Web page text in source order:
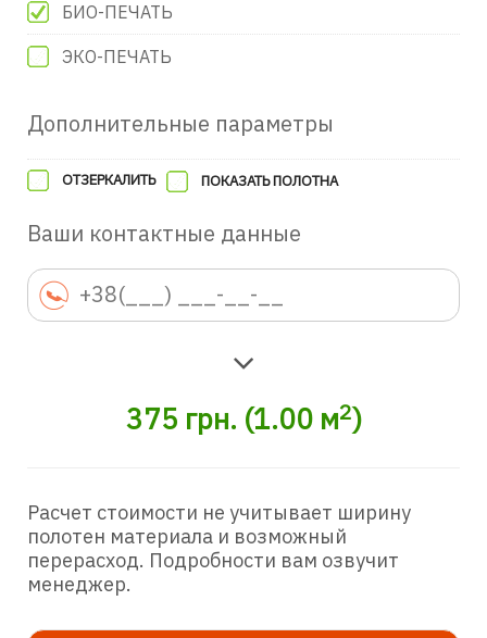
БИО-ПЕЧАТЬ
ЭКО-ПЕЧАТЬ
Дополнительные параметры
ОТЗЕРКАЛИТЬ ПОКАЗАТЬ ПОЛОТНА
Ваши контактные данные
375 грн. (1.00м2)
Расчет стоимости не учитывает ширину
полотен материала и возможный
перерасход. Подробности вам озвучит
менеджер.